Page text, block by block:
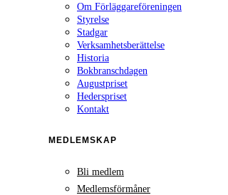
Om Förläggareföreningen
Styrelse
Stadgar
Verksamhetsberättelse
Historia
Bokbranschdagen
Augustpriset
Hederspriset
Kontakt
MEDLEMSKAP
Bli medlem
Medlemsförmåner